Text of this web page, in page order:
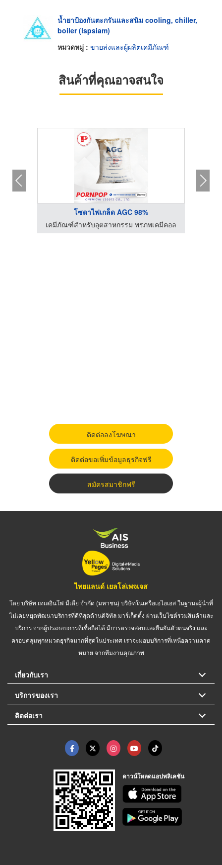
น้ำยาป้องกันตะกรันและสนิม cooling, chiller,
boiler (lspsiam)
หมวดหมู่ : ขายส่งและผู้ผลิตเคมีภัณฑ์
สินค้าที่คุณอาจสนใจ
โซดาไฟเกล็ด AGC 98%
เคมีภัณฑ์สำหรับอุตสาหกรรม พรภพเคมีคอล
ติดต่อลงโฆษณา
ติดต่อขอเพิ่มข้อมูลธุรกิจฟรี
สมัครสมาชิกฟรี
ไทยแลนด์ เยลโล่เพจเจส
โดย บริษัท เทเลอินโฟ มีเดีย จำกัด (มหาชน) บริษัทในเครือเอไอเอส ในฐานะผู้นำที่
ไม่เคยหยุดพัฒนาบริการที่ดีที่สุดด้านดิจิทัล มาร์เก็ตติ้ง ผ่านเว็บไซต์รวมสินค้าและ
บริการ จากผู้ประกอบการที่เชื่อถือได้ มีการตรวจสอบและยืนยันตัวตนจริง และ
ครอบคลุมทุกหมวดธุรกิจมากที่สุดในประเทศ เราจะมอบบริการที่เหนือความคาด
หมาย จากทีมงานคุณภาพ
เกี่ยวกับเรา
บริการของเรา
ติดต่อเรา
ดาวน์โหลดแอปพลิเคชัน